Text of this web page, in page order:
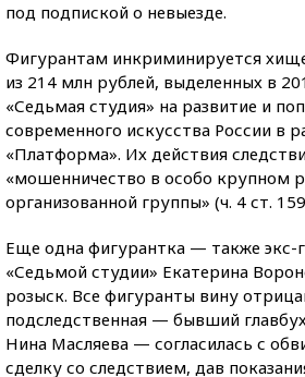
под подпиской о невыезде.
Фигурантам инкриминируется
из 214 млн рублей, выделенных в
«Седьмая студия» на развитие и
современного искусства России в
«Платформа». Их действия
«мошенничество в особо крупном
организованной группы» (ч. 4 ст.
Еще одна фигурантка — также экс-
«Седьмой студии» Екатерина
розыск. Все фигуранты вину
подследственная — бывший
Нина Масляева — согласилась с
сделку со следствием, дав